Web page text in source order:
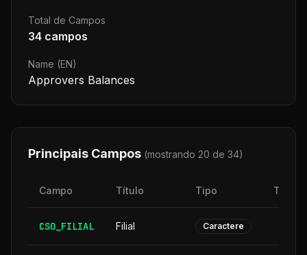
Total de Campos
34 campos
Name (EN)
Approvers Balances
Principais Campos (mostrando 20 de 34)
Campo Título Tipo
CS0_FILIAL Filial Caractere